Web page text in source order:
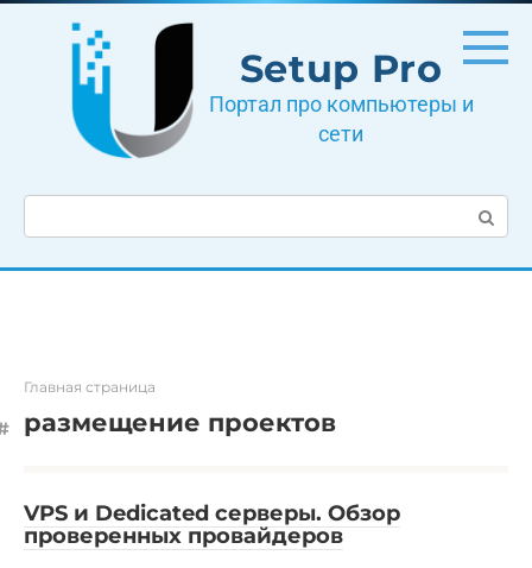
Перейти
Setup Pro
Портал про компьютеры и
сети
Главная страница
размещение проектов
VPS и Dedicated серверы. Обзор
проверенных провайдеров